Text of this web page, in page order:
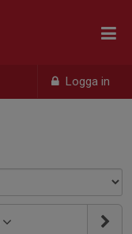
Logga in